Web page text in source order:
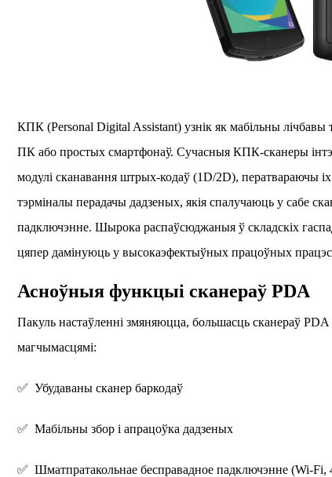
КПК (Personal Digital Assistant) узнік як мабільны
ПК або простых смартфонаў. Сучасныя КПК-сканеры
модулі сканавання штрых-кодаў (1D/2D), ператвараючы
тэрміналы перадачы дадзеных, якія спалучаюць у сабе
падключэнне. Шырока распаўсюджаныя ў складскіх
цяпер дамінуюць у высокаэфектыўных працоўных
Асноўныя функцыі сканераў PDA
Пакуль настаўленні змяняюцца, большасць сканераў
магчымасцямі:
✅ Убудаваны сканер баркодаў
✅ Мабільны збор і апрацоўка дадзеных
✅ Шматпратакольнае бесправадное падключэнне (Wi-Fi,